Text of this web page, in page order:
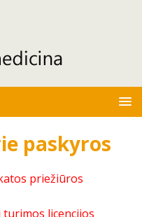
paskyros
priežiūros
licencijos